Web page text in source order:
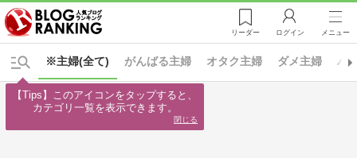
リーダー ログイン メニュー
※主婦(全て) がんばる主婦 オタク主婦 ダメ主婦 パ
【Tips】このアイコンをタップすると、
カテゴリ一覧を表示できます。
閉じる